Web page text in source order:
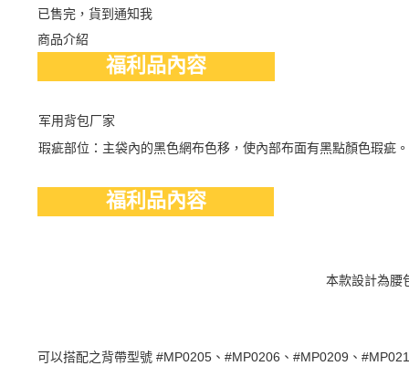
已售完，貨到通知我
商品介紹
福利品內容
军用背包厂家
瑕疵部位：主袋內的黑色網布色移，使內部布面有黑點顏色瑕疵
福利品內容
本款設計為腰
可以搭配之背帶型號 #MP0205、#MP0206、#MP0209、